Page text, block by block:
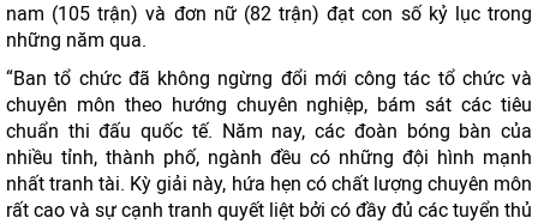
nam (105 trận) và đơn nữ (82 trận) đạt con số kỷ lục trong
những năm qua.
“Ban tổ chức đã không ngừng đổi mới công tác tổ chức và
chuyên môn theo hướng chuyên nghiệp, bám sát các tiêu
chuẩn thi đấu quốc tế. Năm nay, các đoàn bóng bàn của
nhiều tỉnh, thành phố, ngành đều có những đội hình mạnh
nhất tranh tài. Kỳ giải này, hứa hẹn có chất lượng chuyên môn
rất cao và sự cạnh tranh quyết liệt bởi có đầy đủ các tuyển thủ